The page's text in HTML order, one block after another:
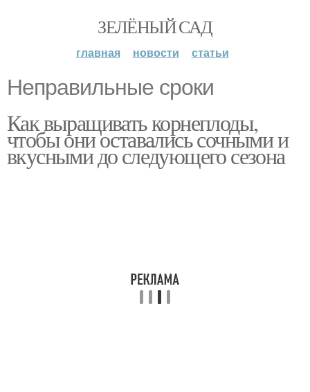
ЗЕЛЁНЫЙ САД
главная новости статьи
Неправильные сроки
Как выращивать корнеплоды,
чтобы они оставались сочными и
вкусными до следующего сезона